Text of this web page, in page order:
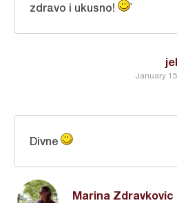
January
zdravo i ukusno! `
Marina Zdravkovic
Divne